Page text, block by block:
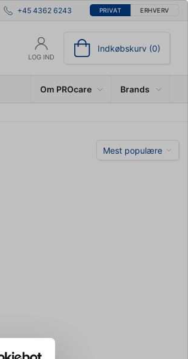
+45 4362 6243 PRIVAT ERHVERV
LOG IND
Indkøbskurv (0)
Om PROcare Brands
Mest populære